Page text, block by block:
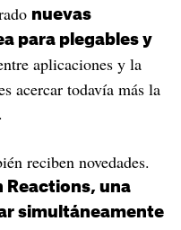
nuevas
para plegables y
aplicaciones y la
acercar todavía más la
reciben novedades.
Reactions, una
simultáneamente